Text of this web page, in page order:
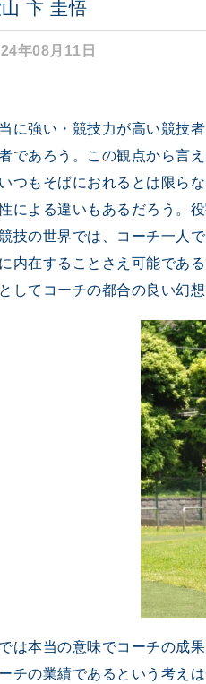
卞 圭悟
年08月11日
に強い・競技力が高い競技
であろう。この観点から言
つもそばにおれるとは限ら
による違いもあるだろう。
競技の世界では、コーチ一人
内在することさえ可能であ
してコーチの都合の良い幻
は本当の意味でコーチの成
チの業績であるという考え